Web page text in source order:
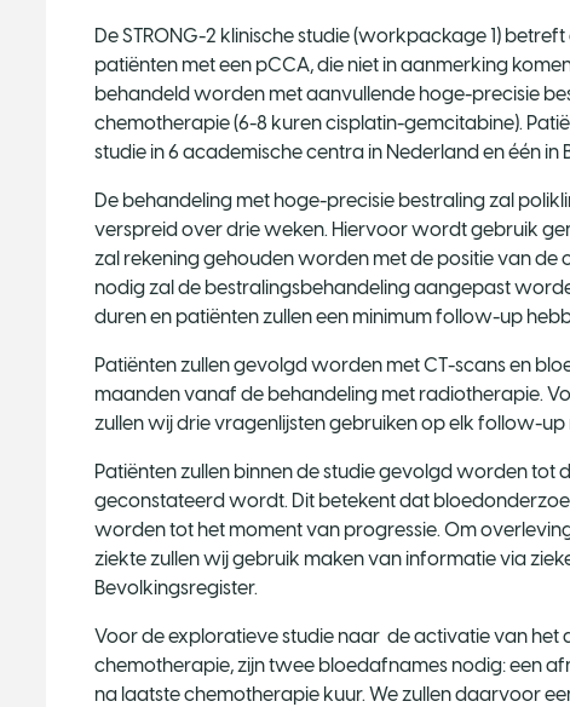
De STRONG-2 klinische studie (workpackage 1)
patiënten met een pCCA, die niet in aanmerking
behandeld worden met aanvullende hoge-precisie
chemotherapie (6-8 kuren cisplatin-gemcitabine).
studie in 6 academische centra in Nederland en één in
De behandeling met hoge-precisie bestraling zal
verspreid over drie weken. Hiervoor wordt gebruik
zal rekening gehouden worden met de positie van
nodig zal de bestralingsbehandeling aangepast
duren en patiënten zullen een minimum follow-up
Patiënten zullen gevolgd worden met CT-scans en
maanden vanaf de behandeling met radiotherapie.
zullen wij drie vragenlijsten gebruiken op elk follow-up
Patiënten zullen binnen de studie gevolgd worden tot
geconstateerd wordt. Dit betekent dat
worden tot het moment van progressie. Om
ziekte zullen wij gebruik maken van informatie via
Bevolkingsregister.
Voor de exploratieve studie naar de activatie van
chemotherapie, zijn twee bloedafnames nodig: een
na laatste chemotherapie kuur. We zullen daarvoor